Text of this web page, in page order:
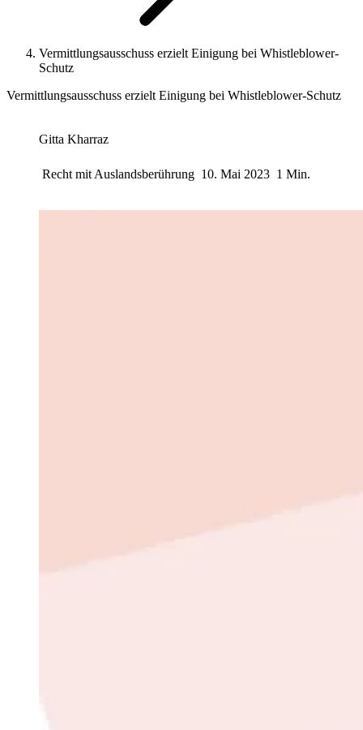
Vermittlungsausschuss erzielt Einigung bei Whistleblower-
Schutz
Vermittlungsausschuss erzielt Einigung bei Whistleblower-Schutz
Gitta Kharraz
Recht mit Auslandsberührung 10. Mai 2023 1 Min.